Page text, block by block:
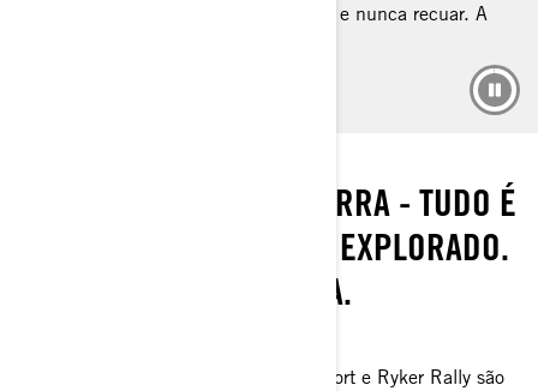
precisa para dominar qualquer estrada e nunca recuar. A
ASFALTO, CONCRETO, TERRA - TUDO É
UM PLAYGROUND A SER EXPLORADO.
NOS VEMOS NA ESTRADA.
Para além do ousado: Ryker, Ryker Sport e Ryker Rally são